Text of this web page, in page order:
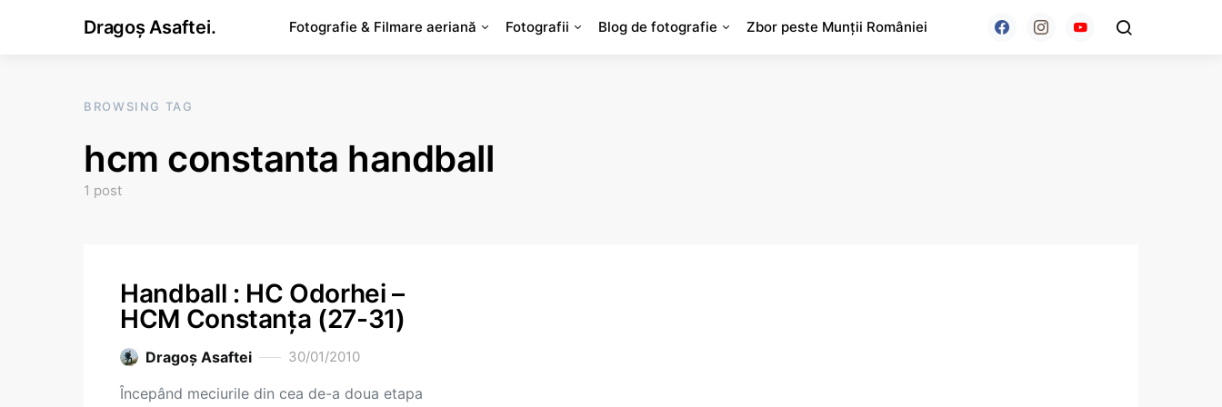
Dragoș Asaftei. Fotografie & Filmare aeriană Fotografii Blog de fotografie Zbor peste Munții României
BROWSING TAG
hcm constanta handball
1 post
Handball : HC Odorhei –
HCM Constanţa (27-31)
Dragoş Asaftei 30/01/2010
Începând meciurile din cea de-a doua etapa